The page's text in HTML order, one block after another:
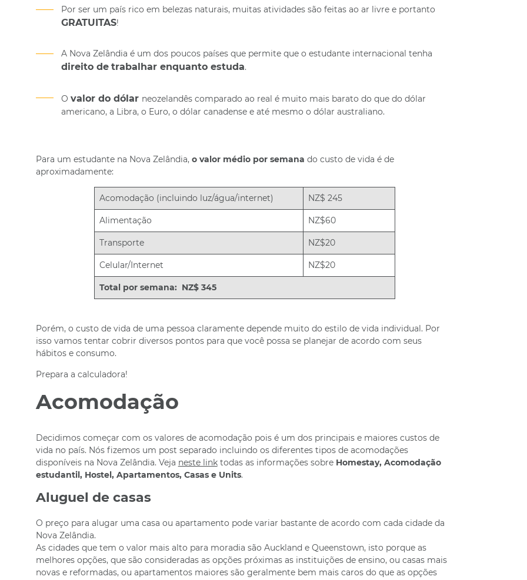
Por ser um país rico em belezas naturais, muitas atividades são feitas ao ar livre e portanto
GRATUITAS!
A Nova Zelândia é um dos poucos países que permite que o estudante internacional tenha
direito de trabalhar enquanto estuda.
O valor do dólar neozelandêscomparado ao real é muito mais barato do que do dólar
americano, a Libra, o Euro, o dólar canadense e até mesmo o dólar australiano.
Para um estudante na Nova Zelândia, o valor médio por semana do custo de vida é de
aproximadamente:
Acomodação (incluindo luz/água/internet) NZ$ 245
Alimentação NZ$60
Transporte NZ$20
Celular/Internet NZ$20
Total por semana: NZ$ 345
Porém, o custo de vida de uma pessoa claramente depende muito do estilo de vida individual. Por
isso vamos tentar cobrir diversos pontos para que você possa se planejar de acordo com seus
hábitos e consumo.
Prepara a calculadora!
Acomodação
Decidimos começar com os valores de acomodação pois é um dos principais e maiores custos de
vida no país. Nós fizemos um post separado incluindo os diferentes tipos de acomodações
disponíveis na Nova Zelândia. Veja neste linktodas as informações sobre Homestay, Acomodação
estudantil, Hostel, Apartamentos, Casas e Units.
Aluguel de casas
O preço para alugar uma casa ou apartamento pode variar bastante de acordo com cada cidade da
Nova Zelândia.
As cidades que tem o valor mais alto para moradia são Auckland e Queenstown, isto porque as
melhores opções, que são consideradas as opções próximas as instituições de ensino, ou casas mais
novas e reformadas, ou apartamentos maiores são geralmente bem mais caros do que as opções